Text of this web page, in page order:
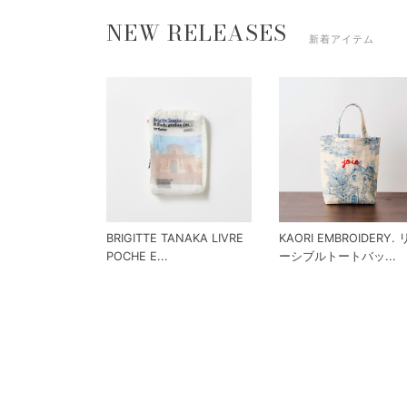
NEW RELEASES 新着アイテム
BRIGITTE TANAKA LIVRE
POCHE E...
KAORI EMBROIDERY.
ーシブルトートバッ...